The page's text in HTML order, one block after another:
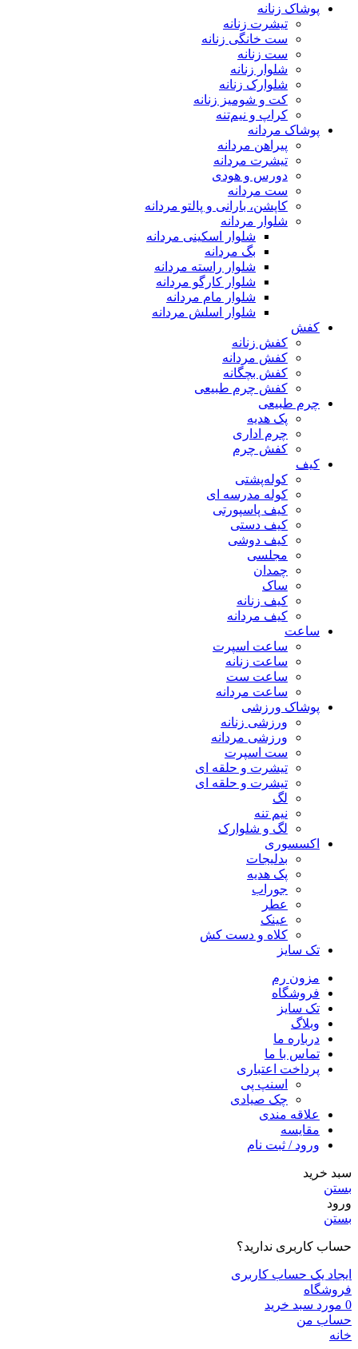
پوشاک زنانه
تیشرت زنانه
ست خانگی زنانه
ست زنانه
شلوار زنانه
شلوارک زنانه
کت و شومیز زنانه
کراپ و نیم‌تنه
پوشاک مردانه
پیراهن مردانه
تیشرت مردانه
دورس و هودی
ست مردانه
کاپشن، بارانی و پالتو مردانه
شلوار مردانه
شلوار اسکینی مردانه
بگ مردانه
شلوار راسته مردانه
شلوار کارگو مردانه
شلوار مام مردانه
شلوار اسلش مردانه
کفش
کفش زنانه
کفش مردانه
کفش بچگانه
کفش چرم طبیعی
چرم طبیعی
پک هدیه
چرم اداری
کفش چرم
کیف
کوله‌پشتی
کوله مدرسه ای
کیف پاسپورتی
کیف دستی
کیف دوشی
مجلسی
چمدان
ساک
کیف زنانه
کیف مردانه
ساعت
ساعت اسپرت
ساعت زنانه
ساعت ست
ساعت مردانه
پوشاک ورزشی
ورزشی زنانه
ورزشی مردانه
ست اسپرت
تیشرت و حلقه ای
تیشرت و حلقه ای
لگ
نیم تنه
لگ و شلوارک
اکسسوری
بدلیجات
پک هدیه
جوراب
عطر
عینک
کلاه و دست کش
تک سایز
مزون رم
فروشگاه
تک سایز
وبلاگ
درباره ما
تماس با ما
پرداخت اعتباری
اسنپ پی
چک صیادی
علاقه مندی
مقايسه
ورود / ثبت نام
سبد خرید
بستن
ورود
بستن
حساب کاربری ندارید؟
ایجاد یک حساب کاربری
فروشگاه
0 مورد سبد خرید
حساب من
خانه